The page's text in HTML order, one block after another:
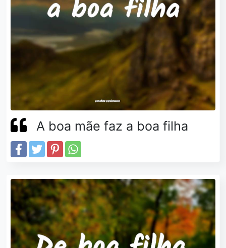
A boa mãe faz a boa filha